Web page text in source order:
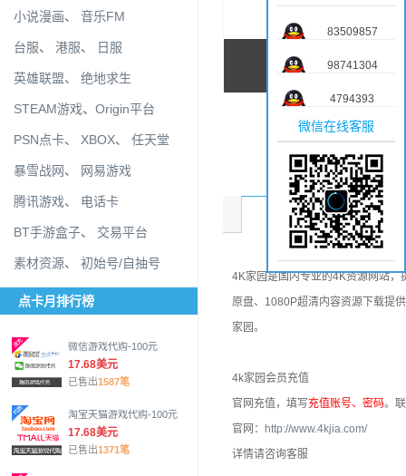
小说漫画、 音乐FM
台服、 港服、 日服
英雄联盟、 绝地求生
STEAM游戏、 Origin平台
PSN点卡、 XBOX、 任天堂
暴雪战网、 网易游戏
腾讯游戏、 电话卡
BT手游盒子、 交易平台
素材资源、 初始号/自抽号
点卡月排行榜
微信游戏代购-100元
17.68美元
已售出1587笔
淘宝天猫游戏代购-100元
17.68美元
已售出1371笔
商品介绍
4K家园是国内专业的4K资源网站
原盘、1080P超清内容资源下载提
家园。
4k家园会员充值
官网充值，填写充值账号、密码。
官网：
http://www.4kjia.com/
详情请咨询客服
83509857
98741304
4794393
微信在线客服